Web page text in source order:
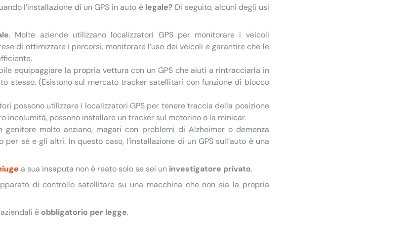
l’installazione di un GPS in auto è legale? Di seguito, alcuni degli usi
. Molte aziende utilizzano localizzatori GPS per monitorare i veicoli
di ottimizzare i percorsi, monitorare l’uso dei veicoli e garantire che le
equipaggiare la propria vettura con un GPS che aiuti a rintracciarla in
stesso. (Esistono sul mercato tracker satellitari con funzione di blocco
possono utilizzare i localizzatori GPS per tenere traccia della posizione
incolumità, possono installare un tracker sul motorino o la minicar.
genitore molto anziano, magari con problemi di Alzheimer o demenza
sé e gli altri. In questo caso, l’installazione di un GPS sull’auto è una
a sua insaputa non è reato solo se sei un investigatore privato.
di controllo satellitare su una macchina che non sia la propria
è obbligatorio per legge.